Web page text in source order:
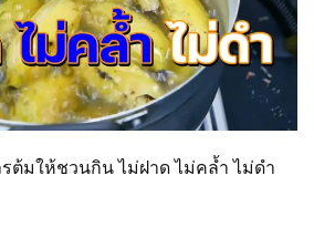
ต้มให้ชวนกิน ไม่ฝาด ไม่คล้ำ ไม่ดำ